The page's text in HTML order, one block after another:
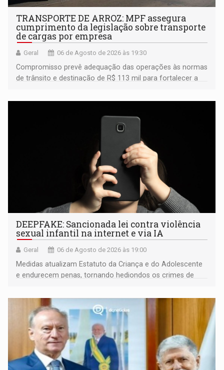
TRANSPORTE DE ARROZ: MPF assegura
cumprimento da legislação sobre transporte
de cargas por empresa
Geral 06 de Agosto de 2026 às 19:30
Compromisso prevê adequação das operações às normas
de trânsito e destinação de R$ 113 mil para fortalecer a
DEEPFAKE: Sancionada lei contra violência
sexual infantil na internet e via IA
Geral 06 de Agosto de 2026 às 19:00
Medidas atualizam Estatuto da Criança e do Adolescente
e endurecem penas, tornando hediondos os crimes de